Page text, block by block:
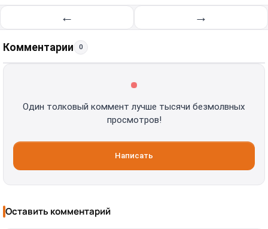
← →
Комментарии 0
Один толковый коммент лучше тысячи безмолвных
просмотров!
Написать
Оставить комментарий